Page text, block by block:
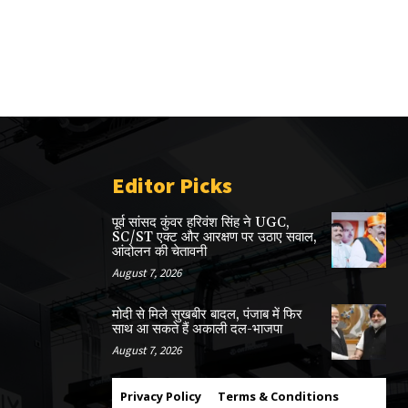
Editor Picks
पूर्व सांसद कुंवर हरिवंश सिंह ने UGC,
SC/ST एक्ट और आरक्षण पर उठाए सवाल,
आंदोलन की चेतावनी
August 7, 2026
मोदी से मिले सुखबीर बादल, पंजाब में फिर
साथ आ सकते हैं अकाली दल-भाजपा
August 7, 2026
Privacy Policy Terms & Conditions